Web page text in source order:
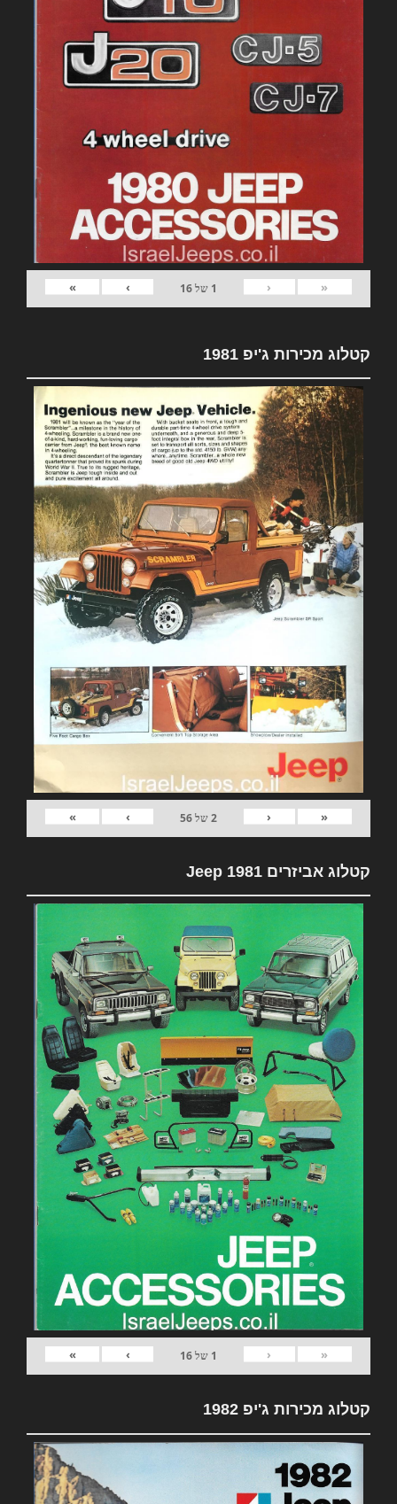
«
‹
1 של16
›
»
קטלוג מכירות ג'יפ 1981
«
‹
2של56
›
»
קטלוג אביזרים 1981 Jeep
«
‹
1 של16
›
»
קטלוג מכירות ג'יפ 1982